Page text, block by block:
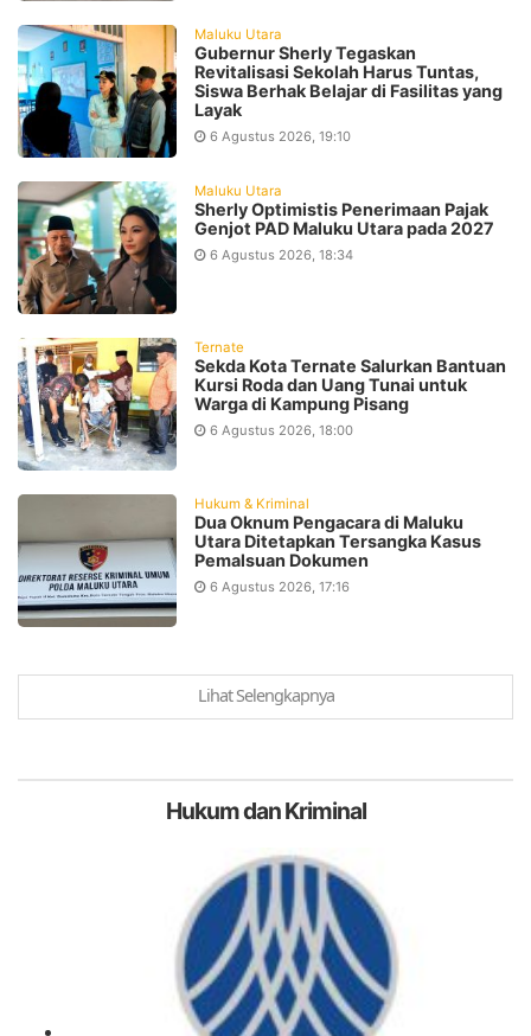
Maluku Utara
Gubernur Sherly Tegaskan
Revitalisasi Sekolah Harus Tuntas,
Siswa Berhak Belajar di Fasilitas yang
Layak
6 Agustus 2026, 19:10
Maluku Utara
Sherly Optimistis Penerimaan Pajak
Genjot PAD Maluku Utara pada 2027
6 Agustus 2026, 18:34
Ternate
Sekda Kota Ternate Salurkan Bantuan
Kursi Roda dan Uang Tunai untuk
Warga di Kampung Pisang
6 Agustus 2026, 18:00
Hukum & Kriminal
Dua Oknum Pengacara di Maluku
Utara Ditetapkan Tersangka Kasus
Pemalsuan Dokumen
6 Agustus 2026, 17:16
Lihat Selengkapnya
Hukumdan Kriminal